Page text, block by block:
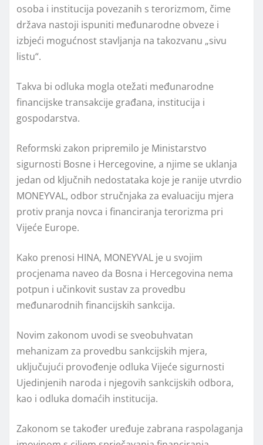
osoba i institucija povezanih s terorizmom, čime
država nastoji ispuniti međunarodne obveze i
izbjeći mogućnost stavljanja na takozvanu „sivu
listu“.
Takva bi odluka mogla otežati međunarodne
financijske transakcije građana, institucija i
gospodarstva.
Reformski zakon pripremilo je Ministarstvo
sigurnosti Bosne i Hercegovine, a njime se uklanja
jedan od ključnih nedostataka koje je ranije utvrdio
MONEYVAL, odbor stručnjaka za evaluaciju mjera
protiv pranja novca i financiranja terorizma pri
Vijeće Europe.
Kako prenosi HINA, MONEYVAL je u svojim
procjenama naveo da Bosna i Hercegovina nema
potpun i učinkovit sustav za provedbu
međunarodnih financijskih sankcija.
Novim zakonom uvodi se sveobuhvatan
mehanizam za provedbu sankcijskih mjera,
uključujući provođenje odluka Vijeće sigurnosti
Ujedinjenih naroda i njegovih sankcijskih odbora,
kao i odluka domaćih institucija.
Zakonom se također uređuje zabrana raspolaganja